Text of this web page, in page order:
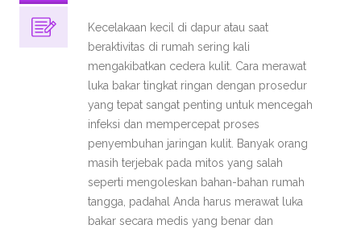
Kecelakaan kecil di dapur atau saat
beraktivitas di rumah sering kali
mengakibatkan cedera kulit. Cara merawat
luka bakar tingkat ringan dengan prosedur
yang tepat sangat penting untuk mencegah
infeksi dan mempercepat proses
penyembuhan jaringan kulit. Banyak orang
masih terjebak pada mitos yang salah
seperti mengoleskan bahan-bahan rumah
tangga, padahal Anda harus merawat luka
bakar secara medis yang benar dan